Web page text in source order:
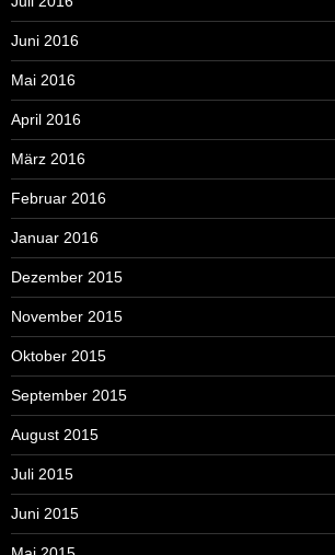
Juni 2016
Mai 2016
April 2016
März 2016
Februar 2016
Januar 2016
Dezember 2015
November 2015
Oktober 2015
September 2015
August 2015
Juli 2015
Juni 2015